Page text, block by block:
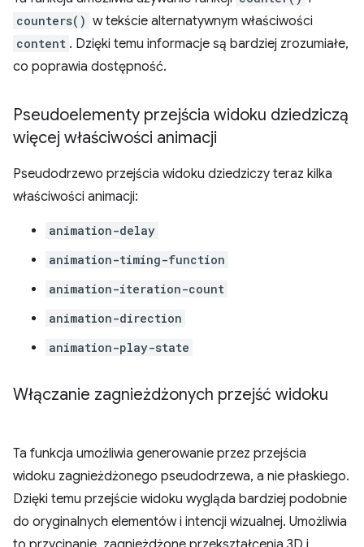
counters() w tekście alternatywnym właściwości
content . Dzięki temu informacje są bardziej zrozumiałe,
co poprawia dostępność.
Pseudoelementy przejścia widoku dziedziczą
więcej właściwości animacji
Pseudodrzewo przejścia widoku dziedziczy teraz kilka
właściwości animacji:
animation-delay
animation-timing-function
animation-iteration-count
animation-direction
animation-play-state
Włączanie zagnieżdżonych przejść widoku
Ta funkcja umożliwia generowanie przez przejścia
widoku zagnieżdżonego pseudodrzewa, a nie płaskiego.
Dzięki temu przejście widoku wygląda bardziej podobnie
do oryginalnych elementów i intencji wizualnej. Umożliwia